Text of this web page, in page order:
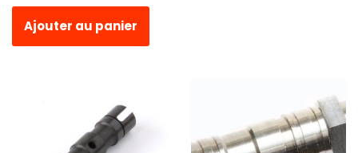
Ajouter au panier